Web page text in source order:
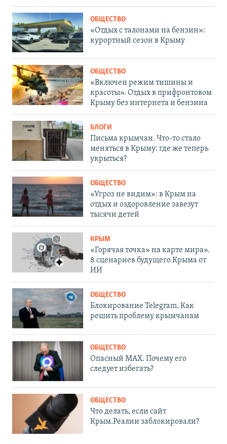
ОБЩЕСТВО
«Отдых с талонами на бензин»:
курортный сезон в Крыму
ОБЩЕСТВО
«Включен режим тишины и
красоты». Отдых в прифронтовом
Крыму без интернета и бензина
БЛОГИ
Письма крымчан. Что-то стало
меняться в Крыму: где же теперь
укрыться?
ОБЩЕСТВО
«Угроз не видим»: в Крым на
отдых и оздоровление завезут
тысячи детей
КРЫМ
«Горячая точка» на карте мира».
8 сценариев будущего Крыма от
ИИ
ОБЩЕСТВО
Блокирование Telegram. Как
решить проблему крымчанам
ОБЩЕСТВО
Опасный MAX. Почему его
следует избегать?
ОБЩЕСТВО
Что делать, если сайт
Крым.Реалии заблокировали?